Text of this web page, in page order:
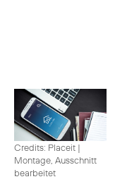
Credits: Placeit |
Montage, Ausschnitt
bearbeitet